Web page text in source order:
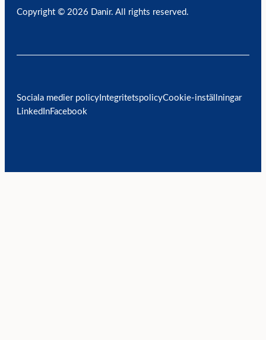
Copyright © 2026 Danir. All rights reserved.
Sociala medier policy IntegritetspolicyCookie-inställningar
LinkedInFacebook